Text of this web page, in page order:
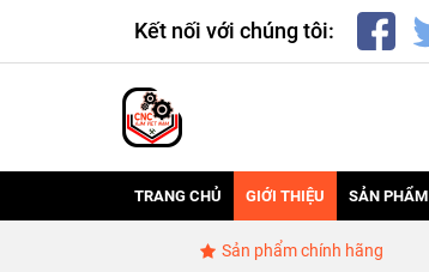
Kết nối với chúng tôi:
TRANG CHỦ GIỚI THIỆU SẢN PHẨM
Sản phẩm chính hãng